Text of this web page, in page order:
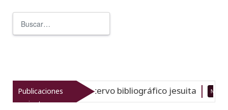
Publicaciones
recientes
gran acervo bibliográfico jesuita Nuevo 06-08-26